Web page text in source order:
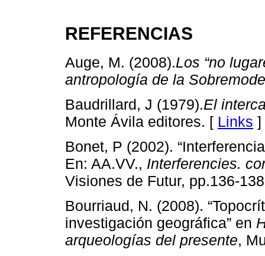
REFERENCIAS
Auge, M. (2008).Los “no
antropología de la
Baudrillard, J (1979).El
Monte Ávila editores. [ Links ]
Bonet, P (2002).
En: AA.VV., Interferencies.
Visiones de Futur, pp.136-
Bourriaud, N. (2008).
investigación geográfica” en
arqueologías del presente,